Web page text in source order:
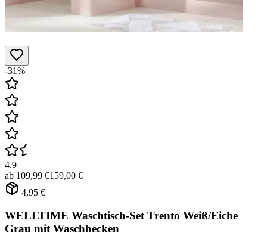
-31%
4.9
ab 109,99 €159,00 €
4,95 €
WELLTIME Waschtisch-Set Trento Weiß/Eiche
Grau mit Waschbecken